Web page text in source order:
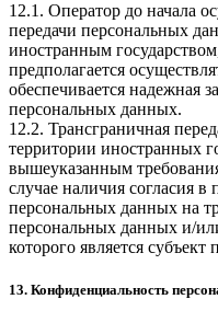
12.1. Оператор до начала
передачи персональных
иностранным
предполагается
обеспечивается надежная
персональных данных.
12.2. Трансграничная
территории иностранных
вышеуказанным
случае наличия согласия
персональных данных на
персональных данных и/
которого является
13. Конфиденциальность